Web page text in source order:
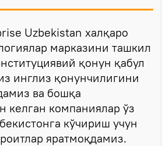
Uzbekistan халқаро
марказини ташкил
қонун қабул
инглиз қонунчилигини
ва бошқа
келган компаниялар ўз
кўчириш учун
яратмоқдамиз.